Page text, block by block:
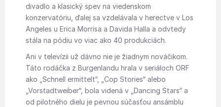
divadlo a klasický spev na viedenskom
konzervatóriu, ďalej sa vzdelávala v herectve v Los
Angeles u Erica Morrisa a Davida Halla a odvtedy
stála na pódiu vo viac ako 40 produkciách.
Ani v televízii už dávno nie je žiadnym nováčikom.
Táto rodáčka z Burgenlandu hrala v seriáloch ORF
ako „Schnell ermittelt“, „Cop Stories“ alebo
„Vorstadtweiber“, bola videná v „Dancing Stars“ a
od pilotného dielu je pevnou súčasťou ansámblu